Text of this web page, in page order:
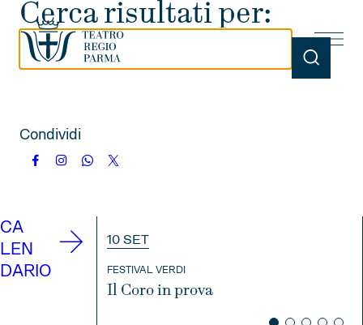
Cerca risultati per:
Condividi
CA
LEN
DARIO
10 SET
FESTIVAL VERDI
Il Coro in prova